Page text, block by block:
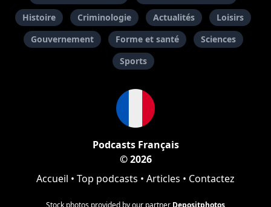
Histoire
Criminologie Actualités
Loisirs
Gouvernement
Forme et santé
Sciences
Sports
Podcasts Français
© 2026
Accueil • Top podcasts • Articles • Contactez
Stock photos provided by our partner Depositphotos